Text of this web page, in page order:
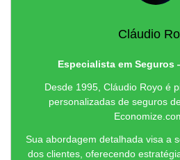
Cláudio
Especialista em
Desde 1995, Cláudio Royo é
personalizadas de seguros
Sua abordagem detalhada visa a
dos clientes, oferecendo